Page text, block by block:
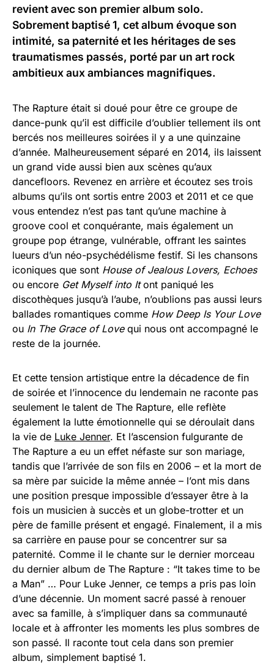
revient avec son premier album solo.
Sobrement baptisé1, cet album évoque son
intimité, sa paternité et les héritages de ses
traumatismes passés, porté par un art rock
ambitieux aux ambiances magnifiques.
The Rapture était si doué pour être ce groupe de
dance-punk qu’il est difficile d’oublier tellement ils ont
bercés nos meilleures soirées il y a une quinzaine
d’année. Malheureusement séparé en 2014, ils laissent
un grand vide aussi bien aux scènes qu’aux
dancefloors. Revenez en arrière et écoutez ses trois
albums qu’ils ont sortis entre 2003 et 2011 et ce que
vous entendez n’est pas tant qu’une machine à
groove cool et conquérante, mais également un
groupe pop étrange, vulnérable, offrant les saintes
lueurs d’un néo-psychédélisme festif. Si les chansons
iconiques que sont House of Jealous Lovers, Echoes
ou encore Get Myself into Itont paniqué les
discothèques jusqu’à l’aube, n’oublions pas aussi leurs
ballades romantiques comme How Deep Is Your Love
ou In The Grace of Love qui nous ont accompagné le
reste de la journée.
Et cette tension artistique entre la décadence de fin
de soirée et l’innocence du lendemain ne raconte pas
seulement le talent de The Rapture, elle reflète
également la lutte émotionnelle qui se déroulait dans
la vie de Luke Jenner. Et l’ascension fulgurante de
The Rapture a eu un effet néfaste sur son mariage,
tandis que l’arrivée de son fils en 2006 – et la mort de
sa mère par suicide la même année – l’ont mis dans
une position presque impossible d’essayer être à la
fois un musicien à succès et un globe-trotter et un
père de famille présent et engagé. Finalement, il a mis
sa carrière en pause pour se concentrer sur sa
paternité. Comme il le chante sur le dernier morceau
du dernier album de The Rapture : “It takes time to be
a Man” … Pour Luke Jenner, ce temps a pris pas loin
d’une décennie. Un moment sacré passé à renouer
avec sa famille, à s’impliquer dans sa communauté
locale et à affronter les moments les plus sombres de
son passé. Il raconte tout cela dans son premier
album, simplement baptisé 1.